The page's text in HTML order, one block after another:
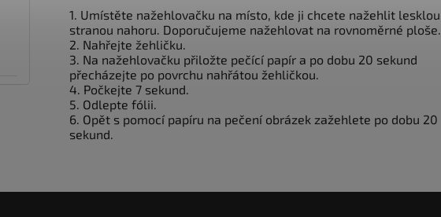
1. Umístěte nažehlovačku na místo, kde ji chcete nažehlit lesklou
stranou nahoru. Doporučujeme nažehlovat na rovnoměrné ploše.
2. Nahřejte žehličku.
3. Na nažehlovačku přiložte pečící papír a po dobu 20 sekund
přecházejte po povrchu nahřátou žehličkou.
4. Počkejte 7 sekund.
5. Odlepte fólii.
6. Opět s pomocí papíru na pečení obrázek zažehlete po dobu 20
sekund.